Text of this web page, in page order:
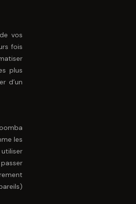
vos
fois
plus
d’un
les